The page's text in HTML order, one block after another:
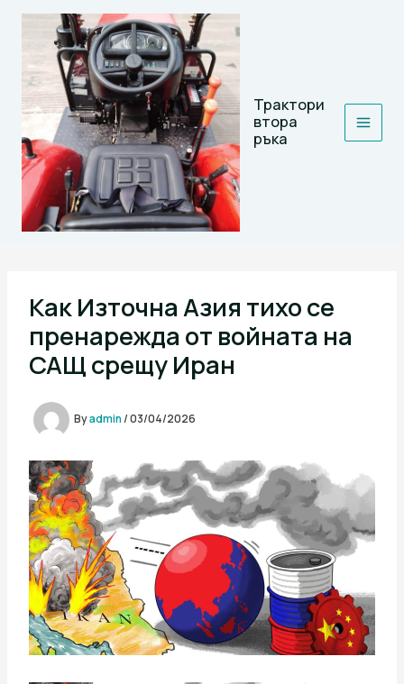
Skip
Трактори
втора
ръка
Как Източна Азия тихо се
пренарежда от войната на
САЩ срещу Иран
Byadmin/03/04/2026